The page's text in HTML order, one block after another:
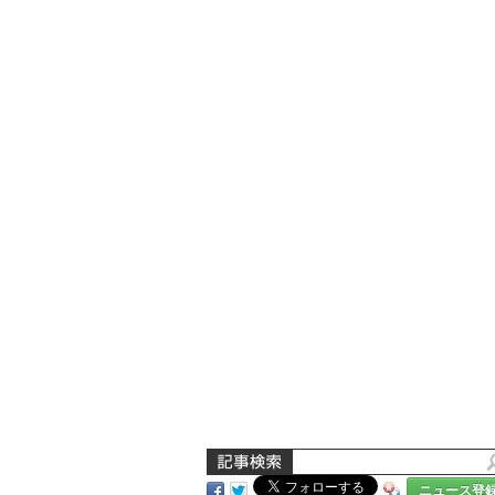
ニュース登